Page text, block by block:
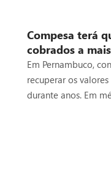
Compesa terá
cobrados a
Em Pernambuco,
recuperar os
durante anos. Em